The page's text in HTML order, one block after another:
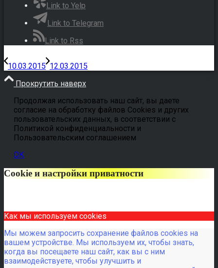
Link to Yelp
Link to Telegram
Link to Rss
10.03.2015 12.03.2015
Прокрутить наверх
Продолжая использовать наш сайт, вы даете
согласие на обработку файлов Cookies и других
пользовательских данных, в соответствии с
Политикой конфиденциальности и
Пользовательским соглашением
OK
Cookie и настройки приватности
Как мы используем cookies
Мы можем запросить сохранение файлов cookies на
вашем устройстве. Мы используем их, чтобы знать,
когда вы посещаете наш сайт, как вы с ним
взаимодействуете, чтобы улучшить и